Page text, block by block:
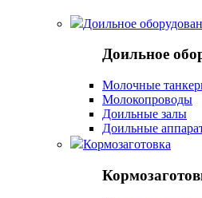
Доильное
Доильное
Молочные
Молокопроводы
Доильные залы
Доильные
Кормозаготовка